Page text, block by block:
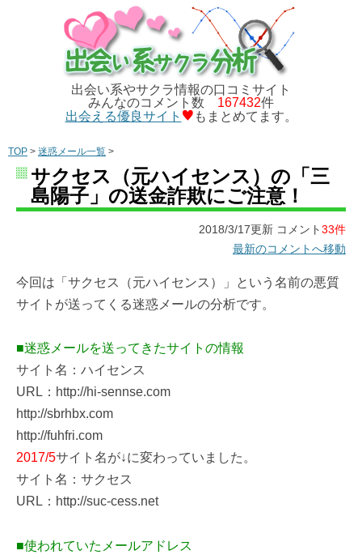
出会い系やサクラ情報の口コミサイト
みんなのコメント数 167432件
出会える優良サイト
もまとめてます。
TOP > 迷惑メール一覧 >
サクセス（元ハイセンス）の「三
島陽子」の送金詐欺にご注意！
2018/3/17更新 コメント33件
最新のコメントへ移動
今回は「サクセス（元ハイセンス）」という名前の悪質
サイトが送ってくる迷惑メールの分析です。
■迷惑メールを送ってきたサイトの情報
サイト名：ハイセンス
URL：http://hi-sennse.com
http://sbrhbx.com
http://fuhfri.com
2017/5サイト名が↓に変わっていました。
サイト名：サクセス
URL：http://suc-cess.net
■使われていたメールアドレス